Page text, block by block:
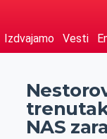
Izdvajamo Vesti
trenutak
NAS